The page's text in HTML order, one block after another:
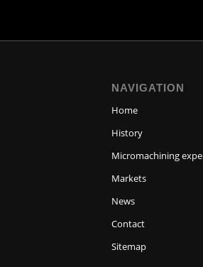
NAVIGATION
Home
History
Micromachining
Markets
News
Contact
Sitemap